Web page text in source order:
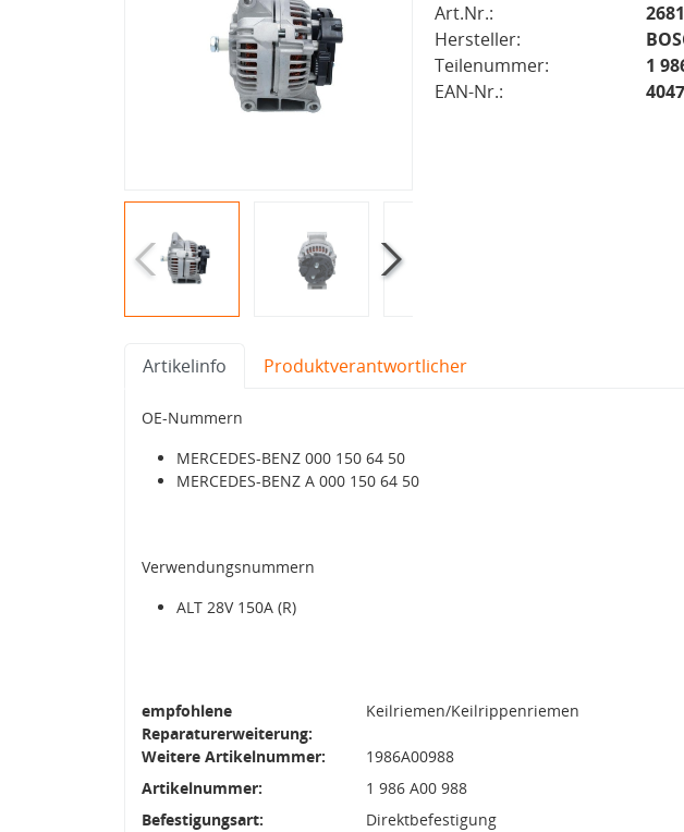
Art.Nr.:
Hersteller:
Teilenummer:
1
EAN-Nr.:
Artikelinfo Produktverantwortlicher
OE-Nummern
MERCEDES-BENZ 000 150 64 50
MERCEDES-BENZ A 000 150 64 50
Verwendungsnummern
ALT 28V 150A (R)
empfohlene
Reparaturerweiterung:
Keilriemen/Keilrippenriemen
Weitere Artikelnummer:
1986A00988
Artikelnummer:
1 986 A00 988
Befestigungsart:
Direktbefestigung